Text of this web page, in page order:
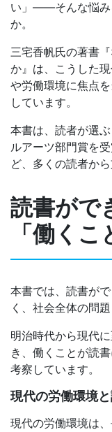
い」――そんな悩み
か。
三宅香帆氏の著書
か』は、こうした
や労働環境に焦点
しています。
本書は、読者が選
ルアーツ部門賞を
ど、多くの読者か
読書がで
「働く
本書では、読書が
く、社会全体の問
明治時代から現代
き、働くことが読
考察しています。
現代の労働環境
現代の労働環境は